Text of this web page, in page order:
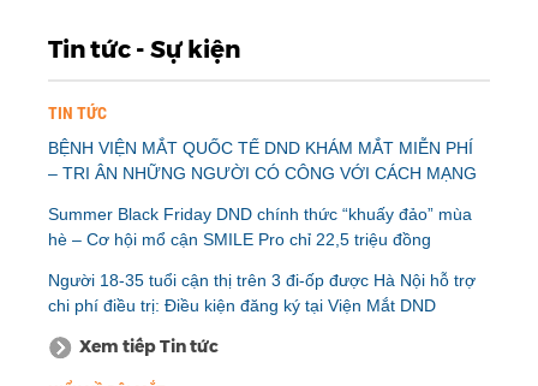
Tin tức - Sự kiện
TIN TỨC
BỆNH VIỆN MẮT QUỐC TẾ DND KHÁM MẮT MIỄN PHÍ
– TRI ÂN NHỮNG NGƯỜI CÓ CÔNG VỚI CÁCH MẠNG
Summer Black Friday DND chính thức “khuấy đảo” mùa
hè – Cơ hội mổ cận SMILE Pro chỉ 22,5 triệu đồng
Người 18-35 tuổi cận thị trên 3 đi-ốp được Hà Nội hỗ trợ
chi phí điều trị: Điều kiện đăng ký tại Viện Mắt DND
Xem tiếp Tin tức